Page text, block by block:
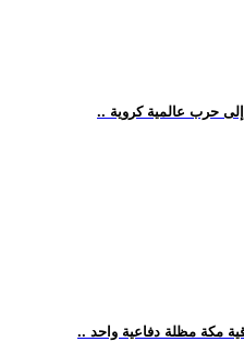
إلى حرب عالمية كروية
مكة مظلة دفاعية واحد